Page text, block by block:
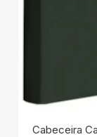
Cabeceira